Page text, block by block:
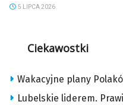
5 LIPCA 2026
Ciekawostki
Wakacyjne plany
Lubelskie liderem.